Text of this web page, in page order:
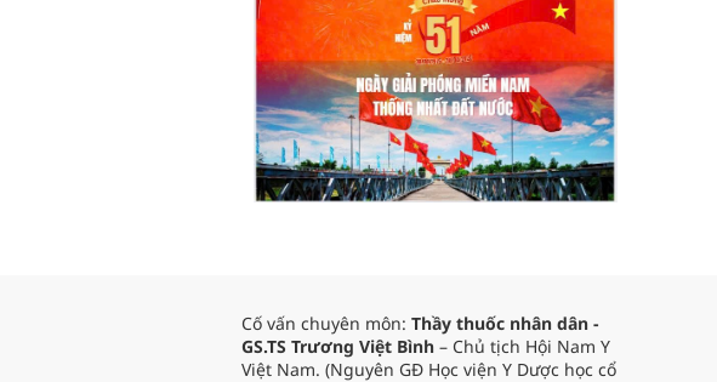
Cố vấn chuyên môn: Thầy thuốc nhân dân -
GS.TS Trương Việt Bình – Chủ tịch Hội Nam Y
Việt Nam. (Nguyên GĐ Học viện Y Dược học cổ